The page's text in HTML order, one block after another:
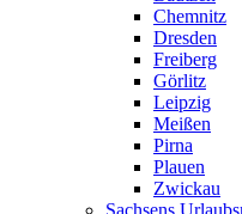
Chemnitz
Dresden
Freiberg
Görlitz
Leipzig
Meißen
Pirna
Plauen
Zwickau
Sachsens